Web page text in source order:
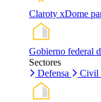
Claroty xDome
Gobierno federal
Sectores
Defensa
Civil